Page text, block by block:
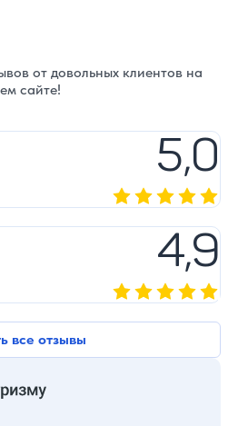
от довольных клиентов на
сайте!
все отзывы
5,0
4,9